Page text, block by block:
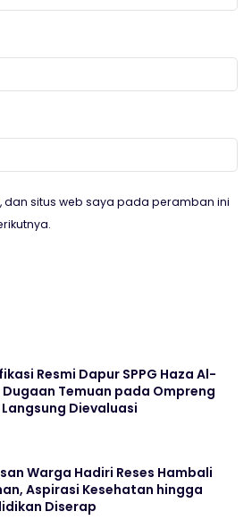
dan situs web saya pada peramban ini
Resmi Dapur SPPG Haza Al-
Dugaan Temuan pada Ompreng
Langsung Dievaluasi
Warga Hadiri Reses Hambali
Aspirasi Kesehatan hingga
Diserap